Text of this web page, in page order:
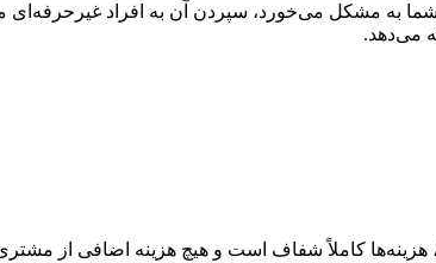
به مشکل می‌خورد، سپردن آن به افراد غیرحرفه‌ای
می‌دهد.
هزینه‌ها کاملاً شفاف است و هیچ هزینه اضافی از